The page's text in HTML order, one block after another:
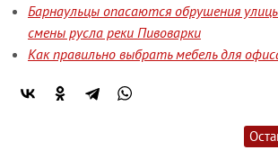
Барнаульцы опасаются обрушения
смены русла реки Пивоварки
Как правильно выбрать мебель для